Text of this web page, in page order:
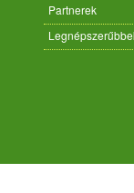
Partnerek